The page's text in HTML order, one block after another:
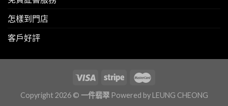
怎樣到門店
客戶好評
Copyright 2026 © 一件翡翠Powered by LEUNG CHEONG